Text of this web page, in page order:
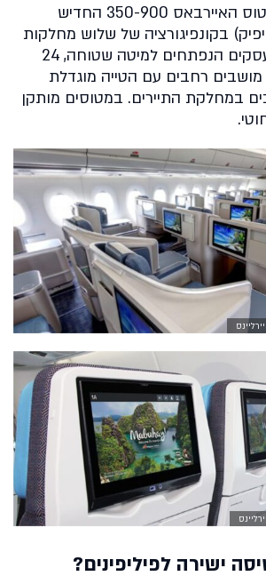
הטיסות יבוצעו במטוס האיירבאס 350-900 החדיש
בקונפיגורציה של שלוש מחלקות
שירות: 30 מושבי עסקים הנפתחים למיטה שטוחה, 24
מושבים רחבים עם הטייה מוגדלת
241 מושבים במחלקת התיירים. במטוסים מותקן
ישירה לפיליפינים?